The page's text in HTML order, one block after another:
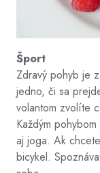
Šport
Zdravý pohyb je
jedno, či sa
volantom zvolíte
Každým
aj joga. Ak
bicykel.